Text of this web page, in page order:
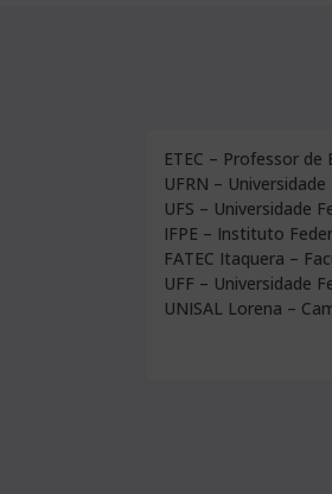
ETEC – Professor de
UFRN –
UFS – Universidade
IFPE – Instituto
FATEC Itaquera –
UFF – Universidade
UNISAL Lorena –